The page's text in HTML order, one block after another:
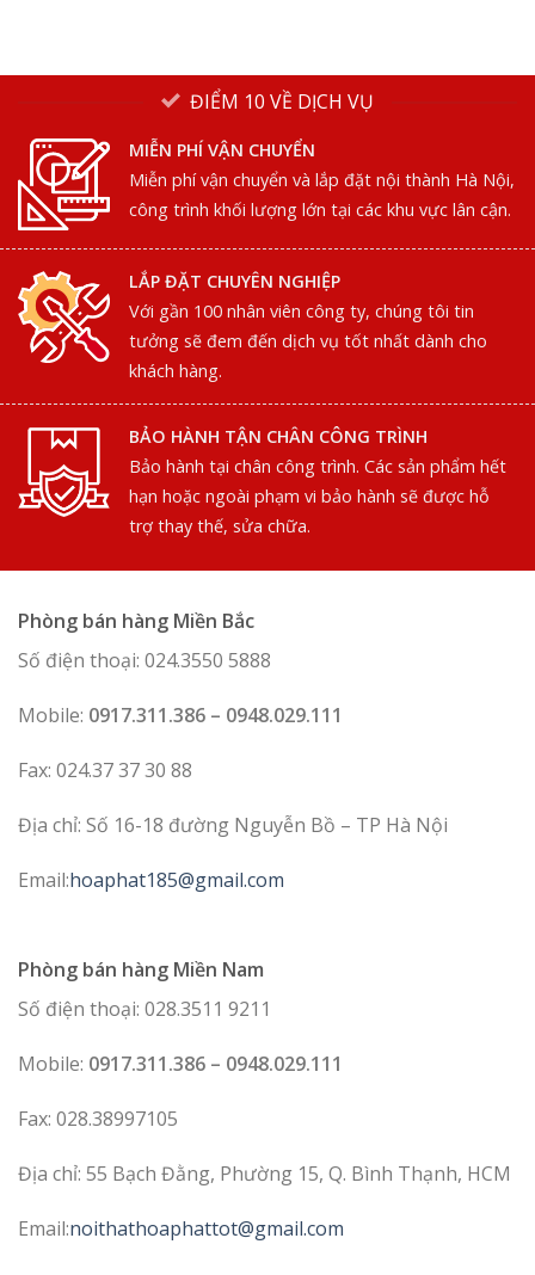
ĐIỂM 10 VỀ DỊCH VỤ
MIỄN PHÍ VẬN CHUYỂN
Miễn phí vận chuyển và lắp đặt nội thành Hà Nội,
công trình khối lượng lớn tại các khu vực lân cận.
LẮP ĐẶT CHUYÊN NGHIỆP
Với gần 100 nhân viên công ty, chúng tôi tin
tưởng sẽ đem đến dịch vụ tốt nhất dành cho
khách hàng.
BẢO HÀNH TẬN CHÂN CÔNG TRÌNH
Bảo hành tại chân công trình. Các sản phẩm hết
hạn hoặc ngoài phạm vi bảo hành sẽ được hỗ
trợ thay thế, sửa chữa.
Phòng bán hàng Miền Bắc
Số điện thoại: 024.3550 5888
Mobile: 0917.311.386 – 0948.029.111
Fax: 024.37 37 30 88
Địa chỉ: Số 16-18 đường Nguyễn Bồ – TP Hà Nội
Email:hoaphat185@gmail.com
Phòng bán hàng Miền Nam
Số điện thoại: 028.3511 9211
Mobile: 0917.311.386 – 0948.029.111
Fax: 028.38997105
Địa chỉ: 55 Bạch Đằng, Phường 15, Q. Bình Thạnh, HCM
Email:noithathoaphattot@gmail.com